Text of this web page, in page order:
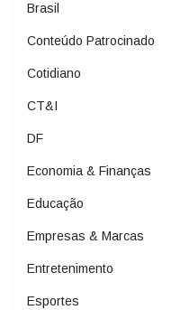
Brasil
Conteúdo Patrocinado
Cotidiano
CT&I
DF
Economia & Finanças
Educação
Empresas & Marcas
Entretenimento
Esportes